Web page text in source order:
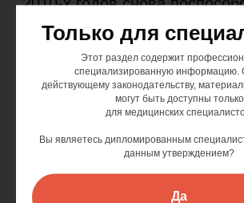
Только для
Этот раздел содержит
специализированную информацию.
действующему законодательству,
могут быть доступны только
для медицинских
Вы являетесь дипломированным
данным утверждением?
Да